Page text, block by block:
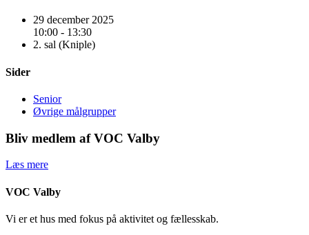
29 december 2025
10:00 - 13:30
2. sal (Kniple)
Sider
Senior
Øvrige målgrupper
Bliv medlem af VOC Valby
Læs mere
VOC Valby
Vi er et hus med fokus på aktivitet og fællesskab.